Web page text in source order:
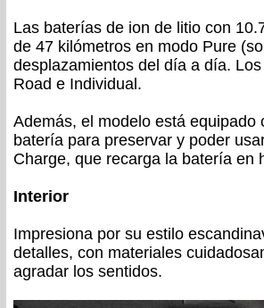
Las baterías de ion de litio con
de 47 kilómetros en modo Pure
desplazamientos del día a día.
Road e Individual.
Además, el modelo está
batería para preservar y poder
Charge, que recarga la batería en
Interior
Impresiona por su estilo
detalles, con materiales
agradar los sentidos.